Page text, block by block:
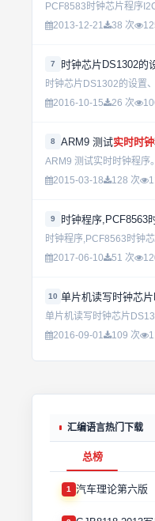
PCF8583时钟芯片程序
2013-12-21
38 次
7 时钟芯片DS1302的
时钟芯片DS1302的设置
2016-10-15
26 次
8 ARM9 测试实时时钟
ARM9 测试实时时钟程序
2015-03-18
128 次
9 时钟程序,PCF8563
时钟程序,PCF8563时钟
2017-06-10
51 次
10 单片机读写时钟芯
单片机读写时钟芯片
2016-09-01
109 次
汇编语言热门下载
总榜
1 汽车理论第六版